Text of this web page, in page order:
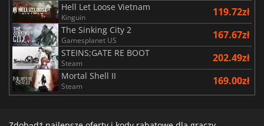
Hell Let Loose Vietnam
Kinguin 119.72zł
The Sinking City 2
Gamesplanet US 167.67zł
STEINS;GATE RE BOOT
Steam 202.49zł
Mortal Shell II
Steam 169.00zł